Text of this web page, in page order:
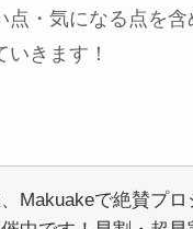
点・気になる点を含
きます！
Makuakeで絶賛プロ